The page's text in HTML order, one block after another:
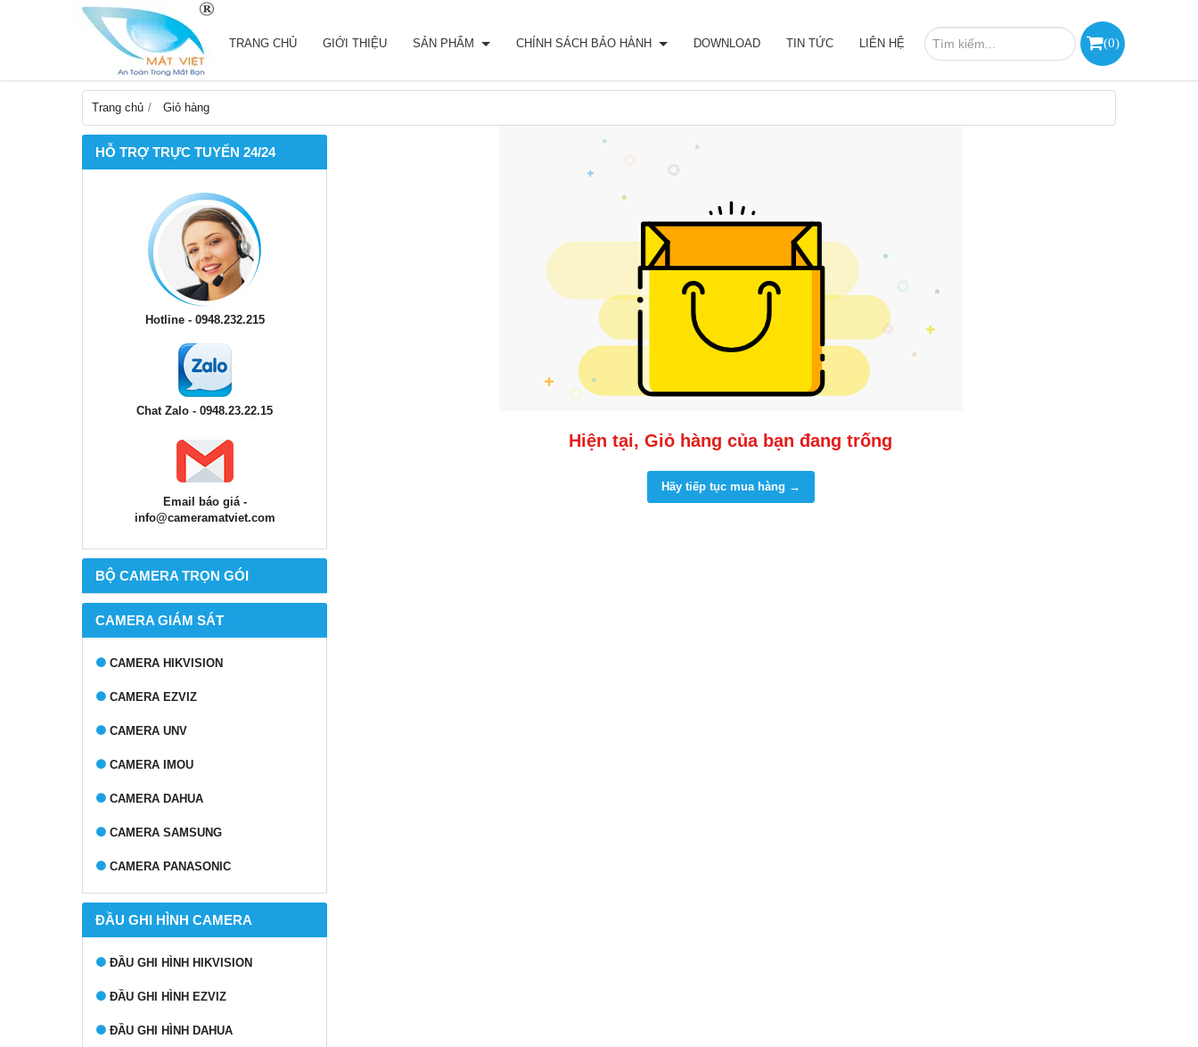
(0)
TRANG CHỦ GIỚI THIỆU SẢN PHẨM CHÍNH SÁCH BẢO HÀNH DOWNLOAD TIN TỨC LIÊN HỆ
Trang chủ Giỏ hàng
HỖ TRỢ TRỰC TUYẾN 24/24
Hotline - 0948.232.215
Chat Zalo - 0948.23.22.15
Email báo giá -
info@cameramatviet.com
BỘ CAMERA TRỌN GÓI
CAMERA GIÁM SÁT
CAMERA HIKVISION
CAMERA EZVIZ
CAMERA UNV
CAMERA IMOU
CAMERA DAHUA
CAMERA SAMSUNG
CAMERA PANASONIC
ĐẦU GHI HÌNH CAMERA
ĐẦU GHI HÌNH HIKVISION
ĐẦU GHI HÌNH EZVIZ
ĐẦU GHI HÌNH DAHUA
Hiện tại, Giỏ hàng của bạn đang trống
Hãy tiếp tục mua hàng →